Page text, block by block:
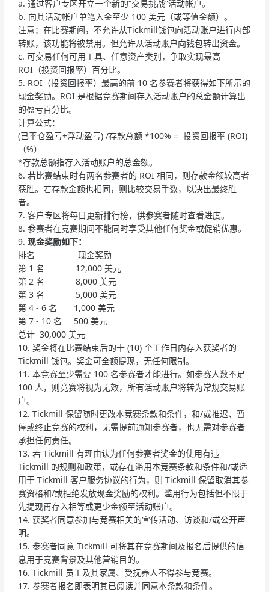
a. 通过客户专区开立一个新的“交易挑战”活动帐户。
b. 向其活动帐户单笔入金至少 100 美元（或等值金额）。
注意：在比赛期间，不允许从Tickmill钱包向活动账户进行内部
转账，该功能将被禁用。但允许从活动账户向钱包转出资金。
c. 可交易任何可用工具、任意资产类别，争取实现最高
ROI（投资回报率）百分比。
5. ROI（投资回报率）最高的前 10 名参赛者将获得如下所示的
现金奖励。ROI 是根据竞赛期间存入活动账户的总金额计算出
的盈亏百分比。
计算公式：
(已平仓盈亏+浮动盈亏) /存款总额 *100% = 投资回报率 (ROI)
（%）
*存款总额指存入活动账户的总金额。
6. 若比赛结束时有两名参赛者的 ROI 相同，则存款金额较高者
获胜。若存款金额也相同，则比较交易手数，以决出最终胜
者。
7. 客户专区将每日更新排行榜，供参赛者随时查看进度。
8. 参赛者在竞赛期间不能同时享受其他任何奖金或促销优惠。
9. 现金奖励如下：
排名 现金奖励
第 1 名 12,000 美元
第 2 名 8,000 美元
第 3 名 5,000 美元
第 4 - 6 名 1,000 美元
第 7 - 10 名 500 美元
总计 30,000 美元
10. 奖金将在比赛结束后的十 (10) 个工作日内存入获奖者的
Tickmill 钱包。奖金可全额提现，无任何限制。
11. 本竞赛至少需要 100 名参赛者才能进行。如参赛人数不足
100 人，则竞赛将视为无效，所有活动账户将转为常规交易账
户。
12. Tickmill 保留随时更改本竞赛条款和条件，和/或推迟、暂
停或终止竞赛的权利，无需提前通知参赛者，也无需对参赛者
承担任何责任。
13. 若 Tickmill 有理由认为任何参赛者奖金的使用有违
Tickmill 的规则和政策，或存在滥用本竞赛条款和条件和/或适
用于 Tickmill 客户服务协议的行为，则 Tickmill 保留取消其参
赛资格和/或拒绝发放现金奖励的权利。滥用行为包括但不限于
先提现再存入相等或更少金额至活动账户。
14. 获奖者同意参加与竞赛相关的宣传活动、访谈和/或公开声
明。
15. 参赛者同意 Tickmill 可将其在竞赛期间及报名后提供的信
息用于竞赛背景及其他营销目的。
16. Tickmill 员工及其家属、受抚养人不得参与竞赛。
17. 参赛者报名即表明其已阅读并同意本条款和条件。